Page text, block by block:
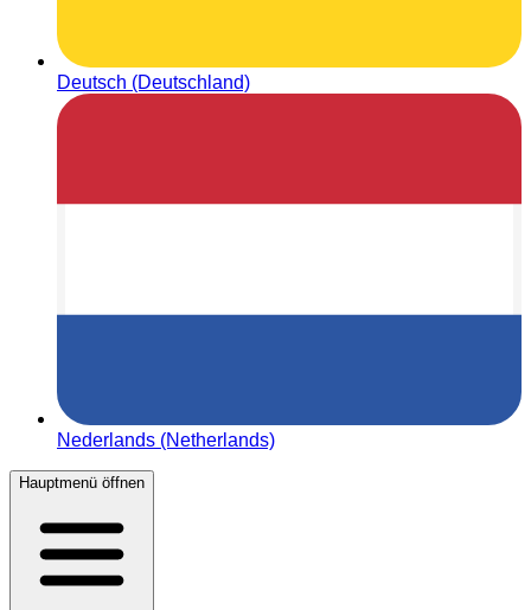
Deutsch (Deutschland)
Nederlands (Netherlands)
Hauptmenü öffnen